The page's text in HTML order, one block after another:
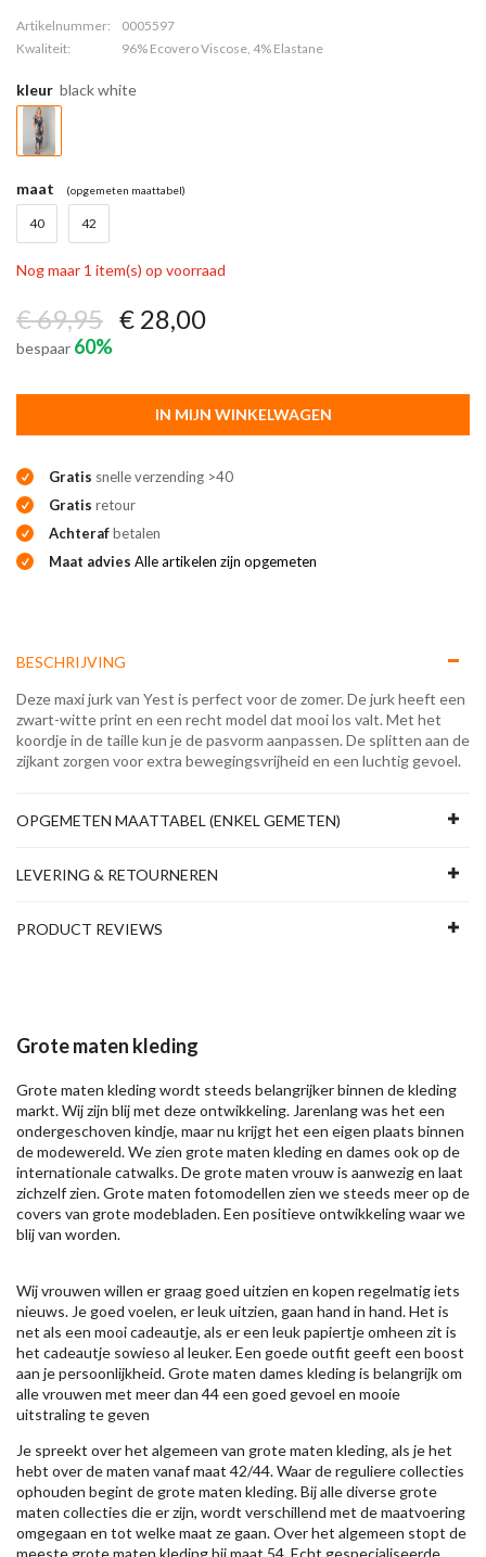
Artikelnummer:
0005597
Kwaliteit:
96% Ecovero Viscose, 4% Elastane
kleur black white
maat (opgemeten maattabel)
40 42
Nog maar 1 item(s) op voorraad
€ 69,95 € 28,00
bespaar 60%
IN MIJN WINKELWAGEN
Gratis snelle verzending >40
Gratis retour
Achterafbetalen
Maat advies Alle artikelen zijn opgemeten
BESCHRIJVING
Deze maxi jurk van Yest is perfect voor de zomer. De jurk heeft een
zwart-witte print en een recht model dat mooi los valt. Met het
koordje in de taille kun je de pasvorm aanpassen. De splitten aan de
zijkant zorgen voor extra bewegingsvrijheid en een luchtig gevoel.
OPGEMETEN MAATTABEL (ENKEL GEMETEN)
LEVERING & RETOURNEREN
PRODUCT REVIEWS
Grote maten kleding
Grote maten kleding wordt steeds belangrijker binnen de kleding
markt. Wij zijn blij met deze ontwikkeling. Jarenlang was het een
ondergeschoven kindje, maar nu krijgt het een eigen plaats binnen
de modewereld. We zien grote maten kleding en dames ook op de
internationale catwalks. De grote maten vrouw is aanwezig en laat
zichzelf zien. Grote maten fotomodellen zien we steeds meer op de
covers van grote modebladen. Een positieve ontwikkeling waar we
blij van worden.
Wij vrouwen willen er graag goed uitzien en kopen regelmatig iets
nieuws. Je goed voelen, er leuk uitzien, gaan hand in hand. Het is
net als een mooi cadeautje, als er een leuk papiertje omheen zit is
het cadeautje sowieso al leuker. Een goede outfit geeft een boost
aan je persoonlijkheid. Grote maten dames kleding is belangrijk om
alle vrouwen met meer dan 44 een goed gevoel en mooie
uitstraling te geven
Je spreekt over het algemeen van grote maten kleding, als je het
hebt over de maten vanaf maat 42/44. Waar de reguliere collecties
ophouden begint de grote maten kleding. Bij alle diverse grote
maten collecties die er zijn, wordt verschillend met de maatvoering
omgegaan en tot welke maat ze gaan. Over het algemeen stopt de
meeste grote maten kleding bij maat 54. Echt gespecialiseerde